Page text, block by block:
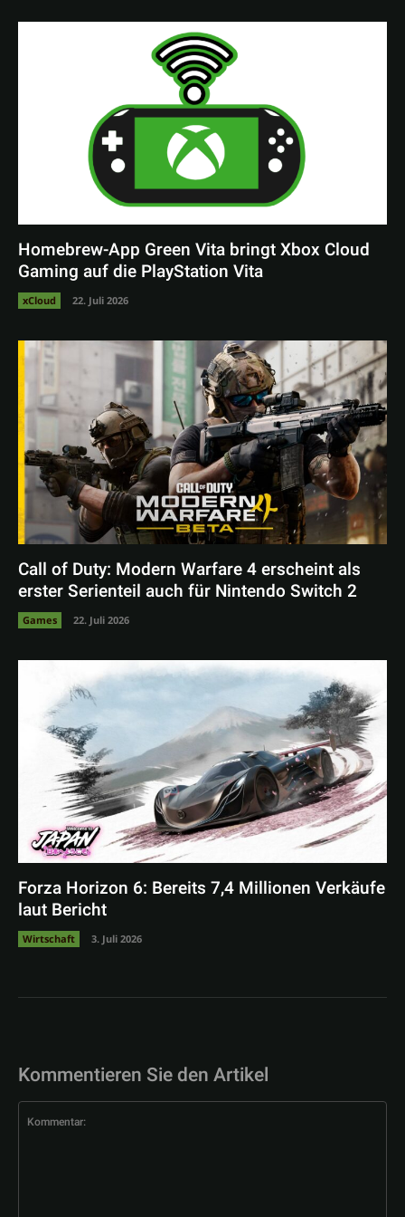
Homebrew-App Green Vita bringt Xbox Cloud
Gaming auf die PlayStation Vita
xCloud 22. Juli 2026
Call of Duty: Modern Warfare 4 erscheint als
erster Serienteil auch für Nintendo Switch 2
Games 22. Juli 2026
Forza Horizon 6: Bereits 7,4 Millionen Verkäufe
laut Bericht
Wirtschaft 3. Juli 2026
Kommentieren Sie den Artikel